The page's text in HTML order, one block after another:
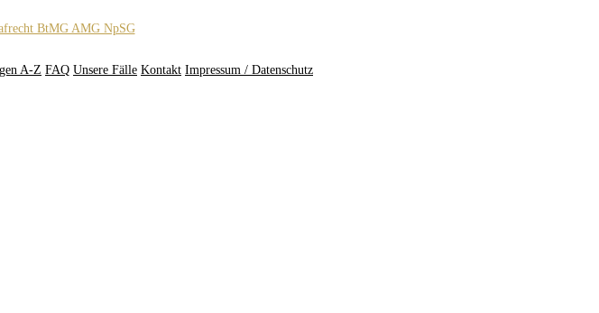
A-Z FAQ Unsere Fälle Kontakt Impressum / Datenschutz